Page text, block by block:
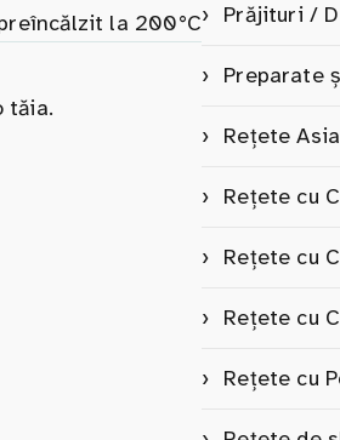
la 200°C
tăia.
Prăjituri /
Preparate
Rețete
Rețete cu
Rețete cu
Rețete cu
Rețete cu